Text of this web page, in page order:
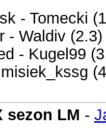
- Tomecki
- Waldiv (2.3)
- Kugel99
sezon LM -